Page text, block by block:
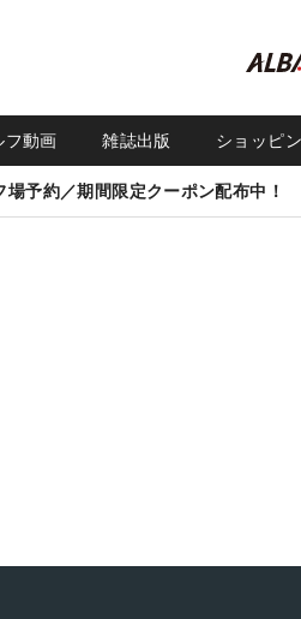
フ動画 雑誌出版 ショッピ
場予約／期間限定クーポン配布中！